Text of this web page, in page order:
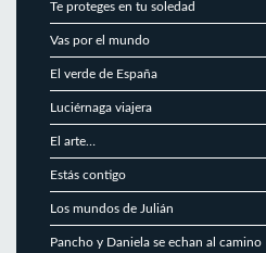
Te proteges en tu soledad
Vas por el mundo
El verde de España
Luciérnaga viajera
El arte…
Estás contigo
Los mundos de Julián
Pancho y Daniela se echan al camino